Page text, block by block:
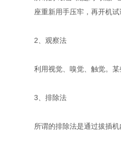
座重新用手压牢，再开机
2、观察法
利用视觉、嗅觉、触觉。
3、排除法
所谓的排除法是通过拔插